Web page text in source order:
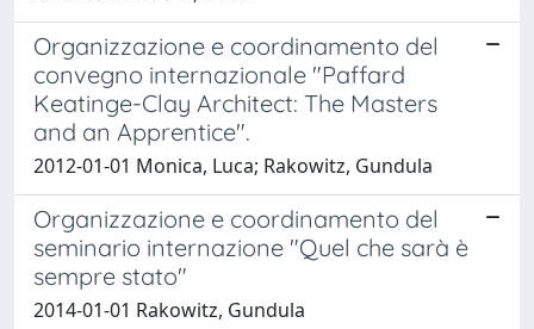
Organizzazione e coordinamento del
convegno internazionale "Paffard
Keatinge-Clay Architect: The Masters
and an Apprentice".
2012-01-01 Monica, Luca; Rakowitz, Gundula
Organizzazione e coordinamento del
seminario internazione "Quel che sarà è
sempre stato"
2014-01-01 Rakowitz, Gundula